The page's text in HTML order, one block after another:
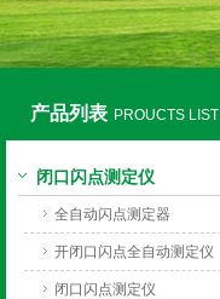
上海旺徐电气有限公司
产品列表 PROUCTS LIST
闭口闪点测定仪
全自动闪点测定器
开闭口闪点全自动测定仪
闭口闪点测定仪